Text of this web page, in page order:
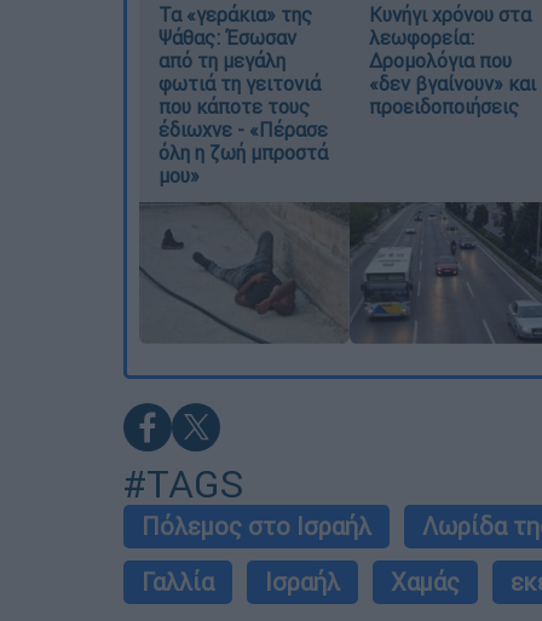
Τα «γεράκια» της
Ψάθας: Έσωσαν
από τη μεγάλη
φωτιά τη γειτονιά
που κάποτε τους
έδιωχνε - «Πέρασε
όλη η ζωή μπροστά
μου»
Κυνήγι χρόνου στα
λεωφορεία:
Δρομολόγια που
«δεν βγαίνουν» και
προειδοποιήσεις
#TAGS
Πόλεμος στο Ισραήλ Λωρίδα
Γαλλία
Ισραήλ Χαμάς